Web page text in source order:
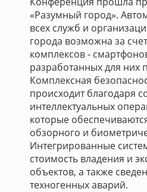
«Разумный город».
всех служб и
города возможна за
комплексов -
разработанных для них
Комплексная
происходит благодаря
интеллектуальных
которые
обзорного и
Интегрированные
стоимость владения и
объектов, а также
техногенных аварий.